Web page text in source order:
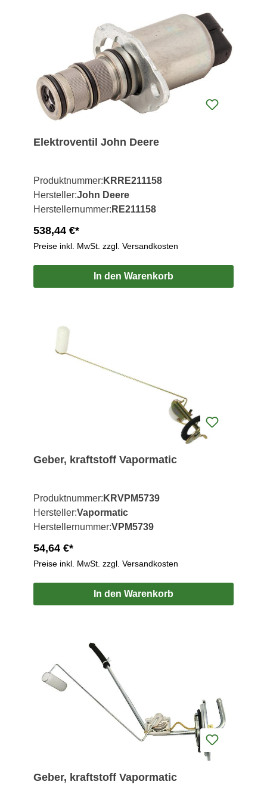
Elektroventil John Deere
Produktnummer: KRRE211158
Hersteller:John Deere
Herstellernummer: RE211158
538,44 €*
Preise inkl. MwSt. zzgl. Versandkosten
In den Warenkorb
Geber, kraftstoff Vapormatic
Produktnummer: KRVPM5739
Hersteller:Vapormatic
Herstellernummer:VPM5739
54,64 €*
Preise inkl. MwSt. zzgl. Versandkosten
In den Warenkorb
Geber, kraftstoff Vapormatic